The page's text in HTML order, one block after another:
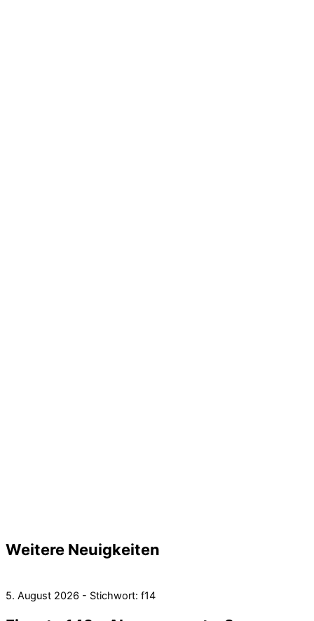
Weitere Neuigkeiten
5. August 2026 - Stichwort: f14